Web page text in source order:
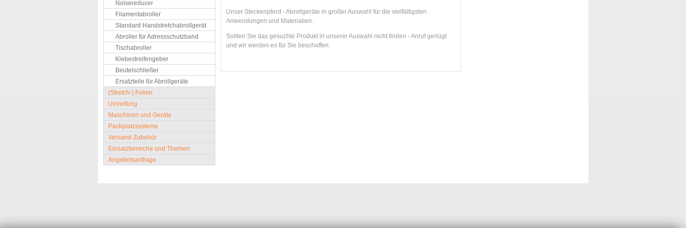
Unser Steckenpferd - Abrollgeräte in großer Auswahl für die vielfältigsten
Anwendungen und Materialien.
Sollten Sie das gesuchte Produkt in unserer Auswahl nicht finden - Anruf genügt
und wir werden es für Sie beschaffen.
Noisereducer
Filamentabroller
Standard Handstretchabrollgerät
Abroller für Adressschutzband
Tischabroller
Klebestreifengeber
Beutelschließer
Ersatzteile für Abrollgeräte
(Stretch-) Folien
Umreifung
Maschinen und Geräte
Packplatzsysteme
Versand-Zubehör
Einsatzbereiche und Themen
Angebotsanfrage